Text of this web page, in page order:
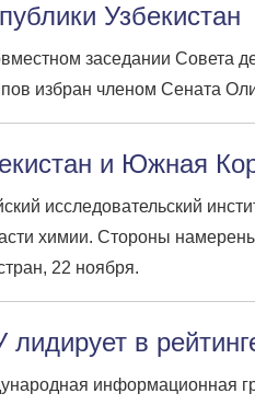
Узбекистан
заседании Совета
избран членом Сената
и Южная
исследовательский
химии. Стороны
22 ноября.
в
информационная